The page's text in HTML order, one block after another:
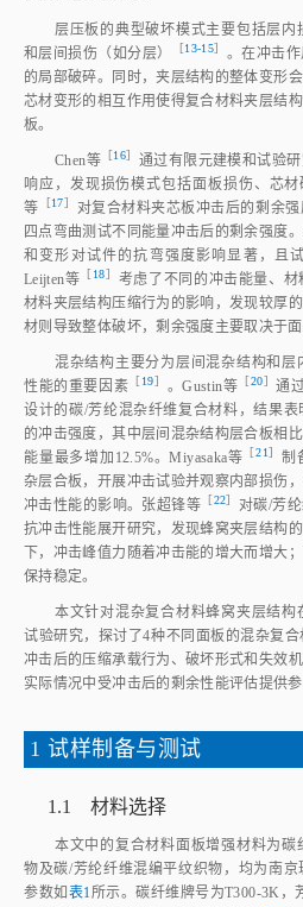
层压板的典型破坏模式主要包括层内
和层间损伤（如分层） ［13‑15］ 。在冲击
的局部破碎。同时，夹层结构的整体变形
芯材变形的相互作用使得复合材料夹层结
板。
Chen等 ［16］ 通过有限元建模和试验
响应，发现损伤模式包括面板损伤、芯
等 ［17］
对复合材料夹芯板冲击后的剩余
四点弯曲测试不同能量冲击后的剩余强度
和变形对试件的抗弯强度影响显著，且
Leijten等 ［ 18］ 考虑了不同的冲击能量、
材料夹层结构压缩行为的影响，发现较厚
材则导致整体破坏，剩余强度主要取决于
混杂结构主要分为层间混杂结构和
性能的重要因 素 ［ 19］ 。Gustin等 ［20］通
设计的碳/芳纶混杂纤维复合材料，结果
的冲击强度，其中层间混杂结构层合板相
能量最多增加12.5%。Miyasaka等 ［21］制
杂层合板，开展冲击试验并观察内部损伤
冲击性能的影响。张超锋等 ［22］
对碳/芳
抗冲击性能展开研究，发现蜂窝夹层结构
下，冲击峰值力随着冲击能的增大而增大
保持稳定。
本文针对混杂复合材料蜂窝夹层结构
试验研究，探讨了4种不同面板的混杂复
冲击后的压缩承载行为、破坏形式和失效
实际情况中受冲击后的剩余性能评估提供参
1 试样制备与测试
1.1 材料选择
本文中的复合材料面板增强材料为
物及碳/芳纶纤维混编平纹织物，均为南
参数如 表1所示。碳纤维牌号为T300‑3K，